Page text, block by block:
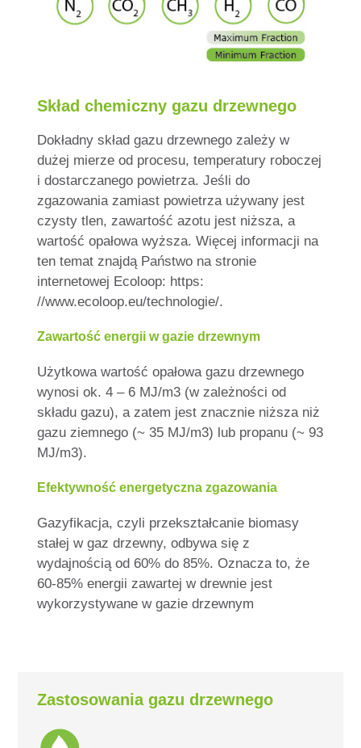
Skład chemiczny gazu drzewnego
Dokładny skład gazu drzewnego zależy w
dużej mierze od procesu, temperatury roboczej
i dostarczanego powietrza. Jeśli do
zgazowania zamiast powietrza używany jest
czysty tlen, zawartość azotu jest niższa, a
wartość opałowa wyższa. Więcej informacji na
ten temat znajdą Państwo na stronie
internetowej Ecoloop: https:
//www.ecoloop.eu/technologie/.
Zawartość energii w gazie drzewnym
Użytkowa wartość opałowa gazu drzewnego
wynosi ok. 4 – 6 MJ/m3 (w zależności od
składu gazu), a zatem jest znacznie niższa niż
gazu ziemnego (~ 35 MJ/m3) lub propanu (~ 93
MJ/m3).
Efektywność energetyczna zgazowania
Gazyfikacja, czyli przekształcanie biomasy
stałej w gaz drzewny, odbywa się z
wydajnością od 60% do 85%. Oznacza to, że
60-85% energii zawartej w drewnie jest
wykorzystywane w gazie drzewnym
Zastosowania gazu drzewnego